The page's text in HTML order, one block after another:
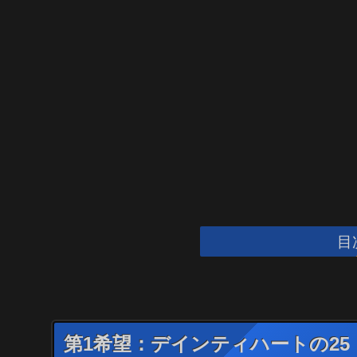
目
第1希望：デインティハートの25